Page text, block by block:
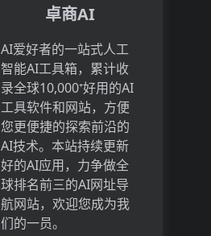
卓商AI
AI爱好者的一站式人工
智能AI工具箱，累计收
录全球10,000⁺好用的AI
工具软件和网站，方便
您更便捷的探索前沿的
AI技术。本站持续更新
好的AI应用，力争做全
球排名前三的AI网址导
航网站，欢迎您成为我
们的一员。